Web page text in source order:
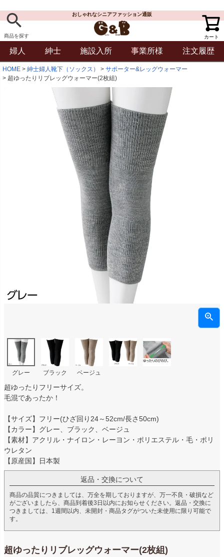
商品を探す
おしゃれなシニアファッション通販
カート
婦人 紳士 施設入所 事業所様 注文履歴
HOME 紳士婦人靴下（ソックス）
サポーター&レッグウォーマー
超ゆったりリブレッグウォーマー(2枚組)
グレー ブラック ベージュ
超ゆったりフリーサイズ。
毛混であったか！
【サイズ】フリー(ひざ回り24～52cm/長さ50cm)
【カラー】グレー、ブラック、ベージュ
【素材】アクリル・ナイロン・レーヨン・ポリエステル・毛・ポリ
ウレタン
【原産国】日本製
返品・交換について
商品の品質につきましては、万全を期しておりますが、万一不良・破損など
がございましたら、商品到着後3日以内にお知らせください。返品・交換に
つきましては、1週間以内、未開封・商品タグがついた未使用に限り可能で
す。
超ゆったりリブレッグウォーマー(2枚組)